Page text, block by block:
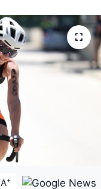
A+